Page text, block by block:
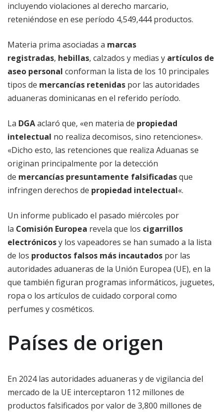
incluyendo violaciones al derecho marcario,
reteniéndose en ese período 4,549,444 productos.
Materia prima asociadas a marcas
registradas, hebillas, calzados y medias y artículos de
aseo personal conforman la lista de los 10 principales
tipos de mercancías retenidas por las autoridades
aduaneras dominicanas en el referido período.
La DGAaclaró que, «en materia de propiedad
intelectual no realiza decomisos, sino retenciones».
«Dicho esto, las retenciones que realiza Aduanas se
originan principalmente por la detección
de mercancías presuntamente falsificadasque
infringen derechos de propiedad intelectual«.
Un informe publicado el pasado miércoles por
la Comisión Europea revela que los cigarrillos
electrónicosy los vapeadores se han sumado a la lista
de los productos falsos más incautados por las
autoridades aduaneras de la Unión Europea (UE), en la
que también figuran programas informáticos, juguetes,
ropa o los artículos de cuidado corporal como
perfumes y cosméticos.
Países de origen
En 2024 las autoridades aduaneras y de vigilancia del
mercado de la UE interceptaron 112 millones de
productos falsificados por valor de 3,800 millones de